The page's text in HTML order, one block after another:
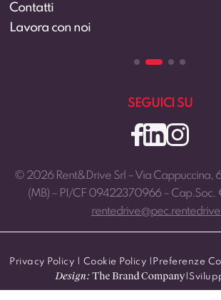
Contatti
Lavora con noi
SEGUICI SU
© 2026 Rent&Drive Srl – Via Cappuccina,
(MB) – PI/CF 09422370966 –
Privacy Policy Cookie Policy
Preferenze